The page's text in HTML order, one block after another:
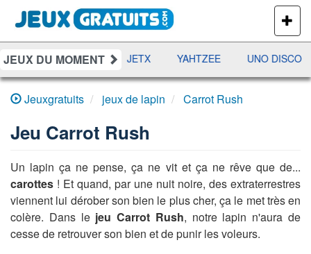
PLUS
DE
JEUX
JEUX DU MOMENT
DAMES RAMI JETX YAHTZEE UNO DISCO
Jeuxgratuits jeux de lapin Carrot Rush
Jeu Carrot Rush
Un lapin ça ne pense, ça ne vit et ça ne rêve que de...
carottes ! Et quand, par une nuit noire, des extraterrestres
viennent lui dérober son bien le plus cher, ça le met très en
colère. Dans le jeu Carrot Rush, notre lapin n'aura de
cesse de retrouver son bien et de punir les voleurs.